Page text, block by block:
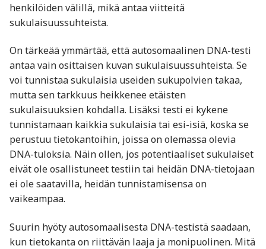
henkilöiden välillä, mikä antaa viitteitä
sukulaisuussuhteista.
On tärkeää ymmärtää, että autosomaalinen DNA-testi
antaa vain osittaisen kuvan sukulaisuussuhteista. Se
voi tunnistaa sukulaisia useiden sukupolvien takaa,
mutta sen tarkkuus heikkenee etäisten
sukulaisuuksien kohdalla. Lisäksi testi ei kykene
tunnistamaan kaikkia sukulaisia tai esi-isiä, koska se
perustuu tietokantoihin, joissa on olemassa olevia
DNA-tuloksia. Näin ollen, jos potentiaaliset sukulaiset
eivät ole osallistuneet testiin tai heidän DNA-tietojaan
ei ole saatavilla, heidän tunnistamisensa on
vaikeampaa.
Suurin hyöty autosomaalisesta DNA-testistä saadaan,
kun tietokanta on riittävän laaja ja monipuolinen. Mitä